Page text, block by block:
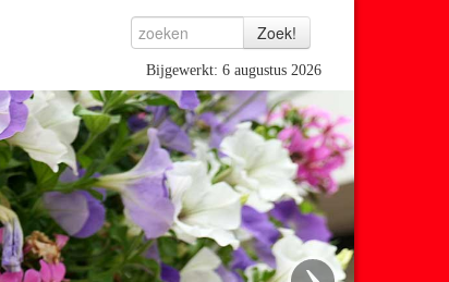
Bijgewerkt: 6 augustus 2026